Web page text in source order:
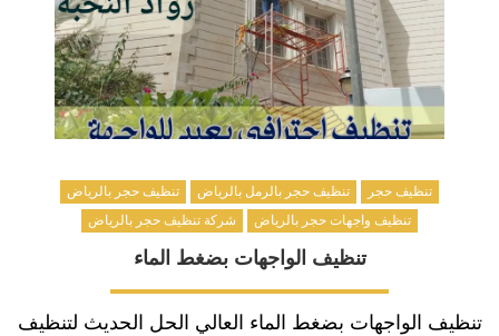
تنظيف حجر تنظيف حجر بالرمل بالرياض
تنظيف حجر بالرياض
تنظيف واجهات حجر بالرياض
شركة تنظيف حجر بالرياض
تنظيف الواجهات بضغط الماء
تنظيف الواجهات بضغط الماء العالي الحل الحديث لتنظيف